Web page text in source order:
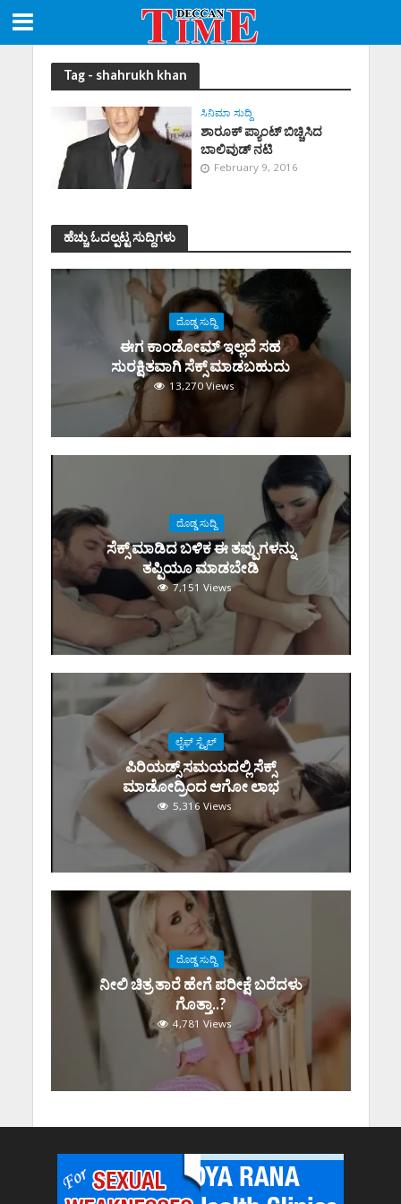
Tag - shahrukh khan
ಸಿನಿಮಾ ಸುದ್ದಿ
ಶಾರೂಕ್ ಪ್ಯಾಂಟ್ ಬಿಚ್ಚಿಸಿದ
ಬಾಲಿವುಡ್ ನಟಿ
February 9, 2016
ಹೆಚ್ಚು ಓದಲ್ಪಟ್ಟ ಸುದ್ದಿಗಳು
ದೊಡ್ಡ ಸುದ್ದಿ
ಈಗ ಕಾಂಡೋಮ್‌ ಇಲ್ಲದೆ ಸಹ
ಸುರಕ್ಷಿತವಾಗಿ ಸೆಕ್ಸ್‌ ಮಾಡಬಹುದು
13,270 Views
ದೊಡ್ಡ ಸುದ್ದಿ
ಸೆಕ್ಸ್‌ ಮಾಡಿದ ಬಳಿಕ ಈ ತಪ್ಪುಗಳನ್ನು
ತಪ್ಪಿಯೂ ಮಾಡಬೇಡಿ
7,151 Views
ಲೈಫ್ ಸ್ಟೈಲ್
ಪಿರಿಯಡ್ಸ್‌ ಸಮಯದಲ್ಲಿ ಸೆಕ್ಸ್‌
ಮಾಡೋದ್ರಿಂದ ಆಗೋ ಲಾಭ
5,316 Views
ದೊಡ್ಡ ಸುದ್ದಿ
ನೀಲಿ ಚಿತ್ರ ತಾರೆ ಹೇಗೆ ಪರೀಕ್ಷೆ ಬರೆದಳು
ಗೊತ್ತಾ..?
4,781 Views